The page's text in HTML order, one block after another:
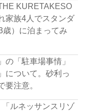
KURETAKESO
家族4人でスタンダ
）に泊まってみ
の「駐車場事情」
について。砂利っ
要注意。
「ルネッサンスリゾ